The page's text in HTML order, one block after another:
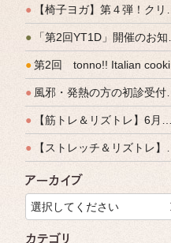
●
【椅子ヨガ】第４弾！クリパルヨガ教室のご案内
● 「第2回YT1D」開催のお知らせ
●第2回 tonno!! Italian cooking 開催しました
● 風邪・発熱の方の初診受付（発熱外来）、始めます
● 【筋トレ＆リズトレ】6月特別運動教室開催のご案内
● 【ストレッチ＆リズトレ】特別運動教室開催のご案内
選択してください